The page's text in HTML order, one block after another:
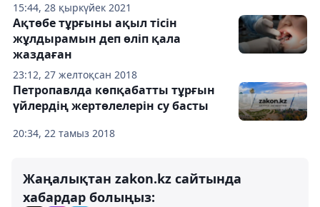
15:44, 28 қыркүйек 2021
23:12, 27 желтоқсан 2018
Ақтөбе тұрғыны ақыл тісін
жұлдырамын деп өліп қала
жаздаған
20:34, 22 тамыз 2018
Петропавлда көпқабатты тұрғын
үйлердің жертөлелерін су басты
Жаңалықтан zakon.kz сайтында
хабардар болыңыз: